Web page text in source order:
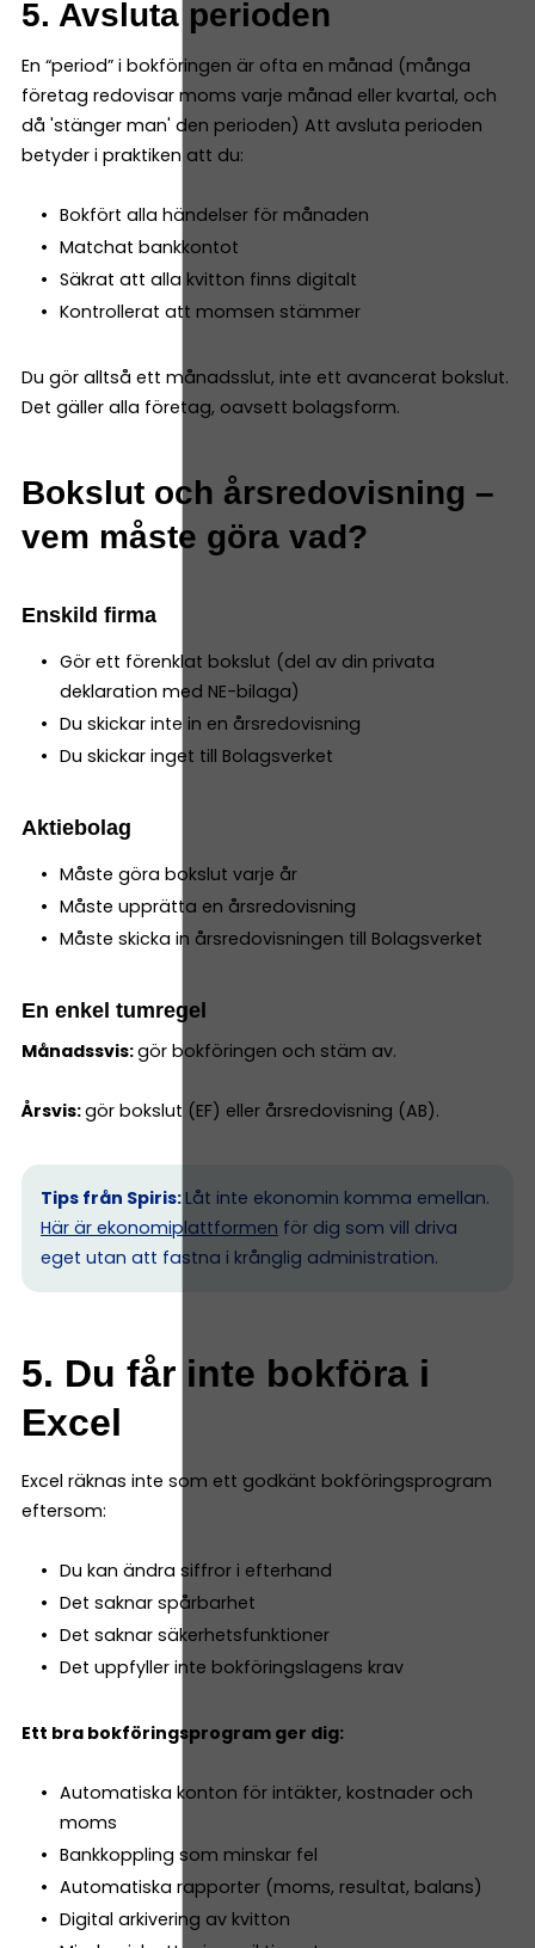
5. Avsluta perioden
En “period” i bokföringen är ofta en månad (många
företag redovisar moms varje månad eller kvartal, och
då 'stänger man' den perioden) Att avsluta perioden
betyder i praktiken att du:
Bokfört alla händelser för månaden
Matchat bankkontot
Säkrat att alla kvitton finns digitalt
Kontrollerat att momsen stämmer
Du gör alltså ett månadsslut, inte ett avancerat bokslut.
Det gäller alla företag, oavsett bolagsform.
Bokslut och årsredovisning –
vem måste göra vad?
Enskild firma
Gör ett förenklat bokslut (del av din privata
deklaration med NE-bilaga)
Du skickar inte in en årsredovisning
Du skickar inget till Bolagsverket
Aktiebolag
Måste göra bokslut varje år
Måste upprätta en årsredovisning
Måste skicka in årsredovisningen till Bolagsverket
En enkel tumregel
Månadssvis:gör bokföringen och stäm av.
Årsvis:gör bokslut (EF) eller årsredovisning (AB).
Tips från Spiris: Låt inte ekonomin komma emellan.
Här är ekonomiplattformen för dig som vill driva
eget utan att fastna i krånglig administration.
5. Du får inte bokföra i
Excel
Excel räknas inte som ett godkänt bokföringsprogram
eftersom:
Du kan ändra siffror i efterhand
Det saknar spårbarhet
Det saknar säkerhetsfunktioner
Det uppfyller inte bokföringslagens krav
Ett bra bokföringsprogram ger dig:
Automatiska konton för intäkter, kostnader och
moms
Bankkoppling som minskar fel
Automatiska rapporter (moms, resultat, balans)
Digital arkivering av kvitton